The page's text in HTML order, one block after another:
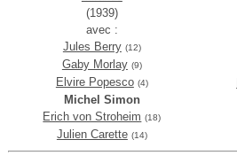
(1939)
avec :
Jules Berry (12)
Gaby Morlay (9)
Elvire Popesco (4)
Michel Simon
Erich von Stroheim (18)
Julien Carette (14)